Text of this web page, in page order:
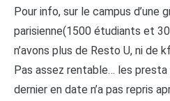
Pour info, sur le campus d’une
parisienne(1500 étudiants et
n’avons plus de Resto U, ni de
Pas assez rentable… les
dernier en date n’a pas repris